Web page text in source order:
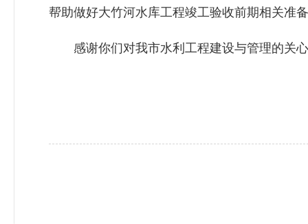
帮助做好大竹河水库工程竣工验收前期相关准
感谢你们对我市水利工程建设与管理的关